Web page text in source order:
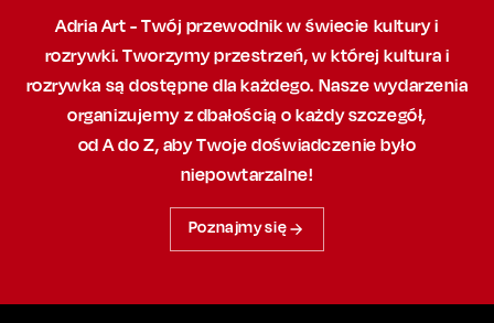
Adria Art - Twój przewodnik w świecie kultury i
rozrywki. Tworzymy przestrzeń,w której kultura i
rozrywka są dostępne dla każdego. Nasze wydarzenia
organizujemy z dbałością o każdy szczegół,
od A do Z, abyTwoje doświadczenie było
niepowtarzalne!
Poznajmy się